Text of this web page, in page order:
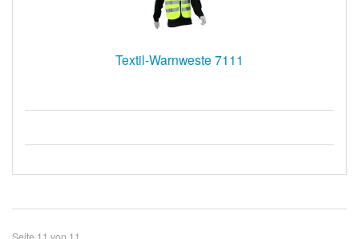
Textil-Warnweste 7111
Seite 11 von 11